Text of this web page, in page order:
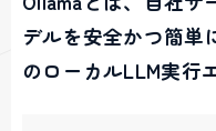
デルを安全かつ簡単
のローカルLLM実行